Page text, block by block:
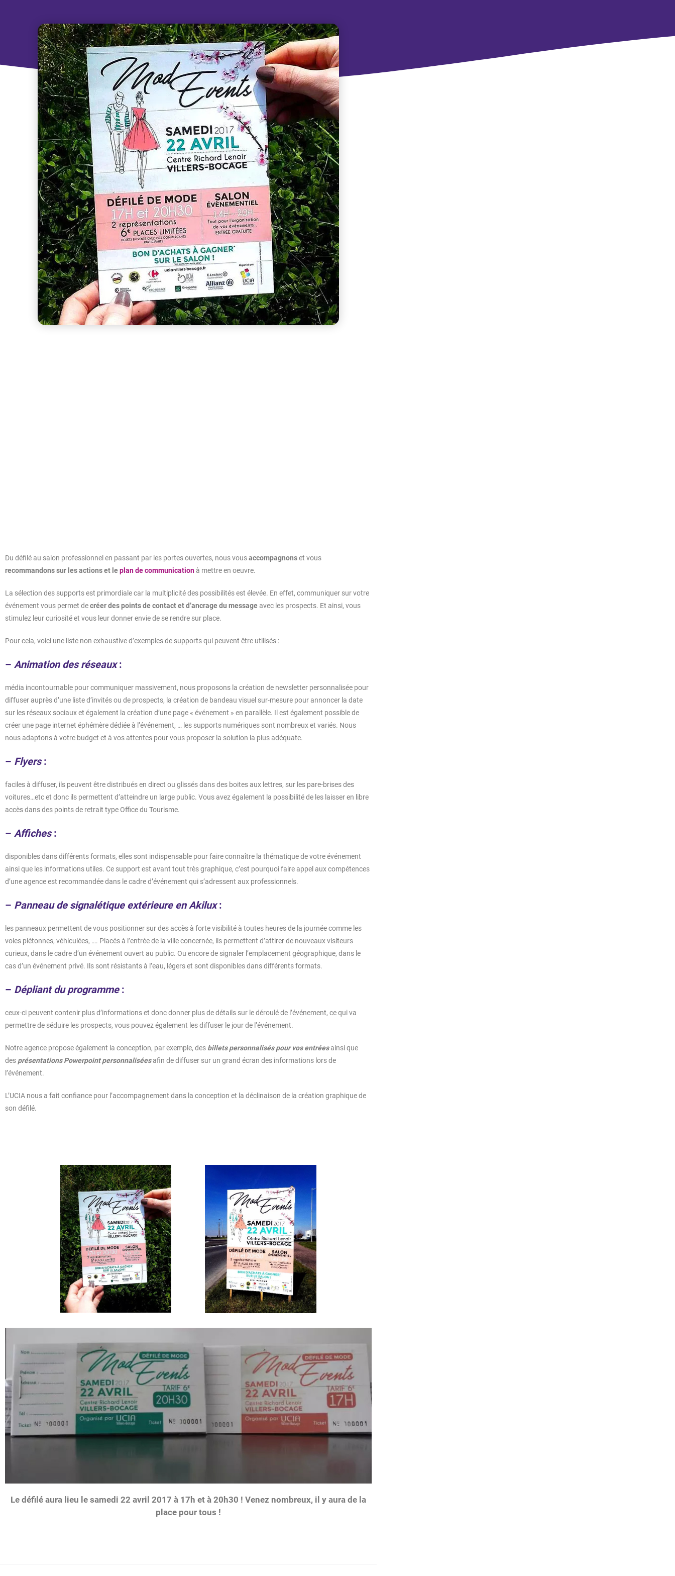
Du défilé au salon professionnel en passant par les portes ouvertes, nous vousaccompagnonset vous
recommandons sur les actions et leplan de communicationà mettre en oeuvre.
La sélection des supports est primordiale car la multiplicité des possibilités est élevée. En effet, communiquer sur votre
événement vous permet decréer des points de contact et d’ancrage du messageavec les prospects. Et ainsi, vous
stimulez leur curiosité et vous leur donner envie de se rendre sur place.
Pour cela, voici une liste non exhaustive d’exemples de supports qui peuvent être utilisés :
– Animation des réseaux:
média incontournable pour communiquer massivement, nous proposons la création de newsletter personnalisée pour
diffuser auprès d’une liste d’invités ou de prospects, la création de bandeau visuel sur-mesure pour annoncer la date
sur les réseaux sociaux et également la création d’une page « événement » en parallèle. Il est également possible de
créer une page internet éphémère dédiée à l’événement, … les supports numériques sont nombreux et variés. Nous
nous adaptons à votre budget et à vos attentes pour vous proposer la solution la plus adéquate.
– Flyers:
faciles à diffuser, ils peuvent être distribués en direct ou glissés dans des boites aux lettres, sur les pare-brises des
voitures…etc et donc ils permettent d’atteindre un large public. Vous avez également la possibilité de les laisser en libre
accès dans des points de retrait type Office du Tourisme.
– Affiches:
disponibles dans différents formats, elles sont indispensable pour faire connaître la thématique de votre événement
ainsi que les informations utiles. Ce support est avant tout très graphique, c’est pourquoi faire appel aux compétences
d’une agence est recommandée dans le cadre d’événement qui s’adressent aux professionnels.
– Panneau de signalétique extérieure en Akilux:
les panneaux permettent de vous positionner sur des accès à forte visibilité à toutes heures de la journée comme les
voies piétonnes, véhiculées, …. Placés à l’entrée de la ville concernée, ils permettent d’attirer de nouveaux visiteurs
curieux, dans le cadre d’un événement ouvert au public. Ou encore de signaler l’emplacement géographique, dans le
cas d’un événement privé. Ils sont résistants à l’eau, légers et sont disponibles dans différents formats.
– Dépliant du programme:
ceux-ci peuvent contenir plus d’informations et donc donner plus de détails sur le déroulé de l’événement, ce qui va
permettre de séduire les prospects, vous pouvez également les diffuser le jour de l’événement.
Notre agence propose également la conception, par exemple, des billets personnalisés pour vos entréesainsi que
des présentations Powerpoint personnaliséesafin de diffuser sur un grand écran des informations lors de
l’événement.
L’UCIA nous a fait confiance pour l’accompagnement dans la conception et la déclinaison de la création graphique de
son défilé.
Le défilé aura lieu le samedi 22 avril 2017 à 17h et à 20h30 ! Venez nombreux, il y aura de la
place pour tous !